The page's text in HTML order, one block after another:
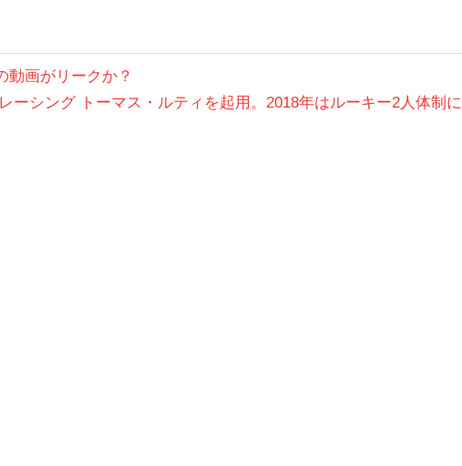
画がリークか？
シング トーマス・ルティを起用。2018年はルーキー2人体制に